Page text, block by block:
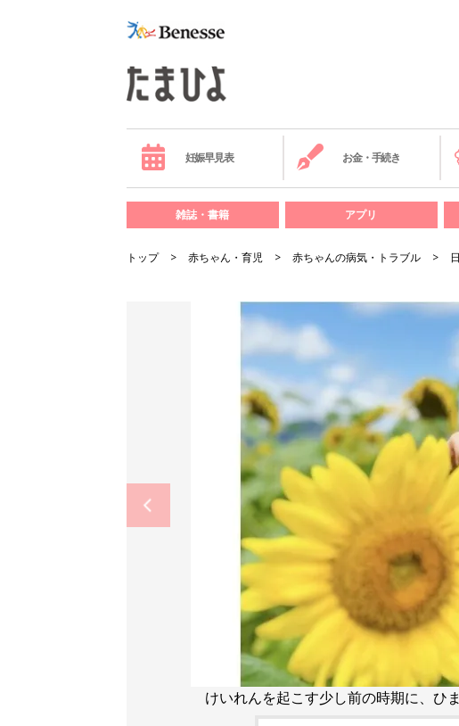
妊娠早見表 お金・手続き
雑誌・書籍 アプリ
トップ 赤ちゃん・育児 赤ちゃんの病気・トラブル
けいれんを起こす少し前の時期に、ひ